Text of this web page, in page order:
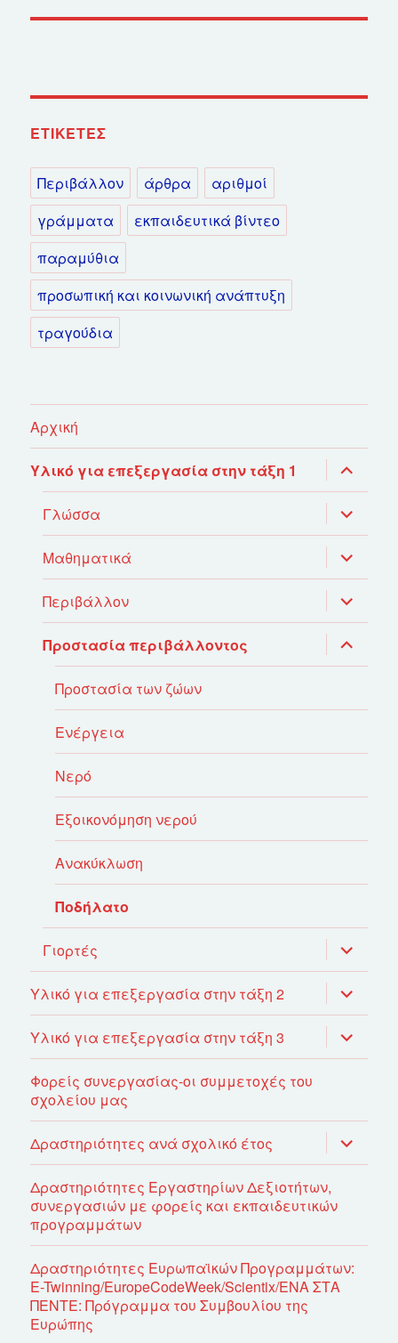
ΕΤΙΚΈΤΕΣ
Περιβάλλον άρθρα
αριθμοί
γράμματα
εκπαιδευτικά βίντεο
παραμύθια
προσωπική και κοινωνική ανάπτυξη
τραγούδια
Αρχική
Υλικό για επεξεργασία στην τάξη 1 του
μενού
Γλώσσα του
μενού
Μαθηματικά του
μενού
Περιβάλλον του
μενού
Προστασία περιβάλλοντος του
μενού
Προστασία των ζώων
Ενέργεια
Νερό
Εξοικονόμηση νερού
Ανακύκλωση
Ποδήλατο
Γιορτές του
μενού
Υλικό για επεξεργασία στην τάξη 2 του
μενού
Υλικό για επεξεργασία στην τάξη 3 του
μενού
Φορείς συνεργασίας-οι συμμετοχές του
σχολείου μας
Δραστηριότητες ανά σχολικό έτος του
μενού
Δραστηριότητες Εργαστηρίων Δεξιοτήτων,
συνεργασιών με φορείς και εκπαιδευτικών
προγραμμάτων
Δραστηριότητες Ευρωπαϊκών Προγραμμάτων:
E-Twinning/EuropeCodeWeek/Scientix/ΕΝΑ ΣΤΑ
ΠΕΝΤΕ: Πρόγραμμα του Συμβουλίου της
Ευρώπης